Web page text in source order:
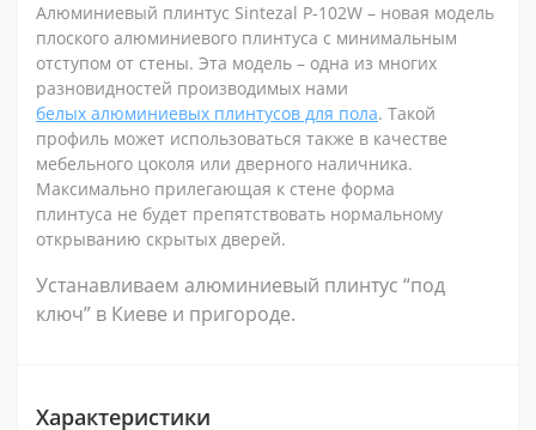
Алюминиевый плинтус Sintezal P-102W – новая модель
плоского алюминиевого плинтуса с минимальным
отступом от стены. Эта модель – одна из многих
разновидностей производимых нами
белых алюминиевых плинтусов для пола. Такой
профиль может использоваться также в качестве
мебельного цоколя или дверного наличника.
Максимально прилегающая к стене форма
плинтуса не будет препятствовать нормальному
открыванию скрытых дверей.
Устанавливаем алюминиевый плинтус “под
ключ” в Киеве и пригороде.
Характеристики